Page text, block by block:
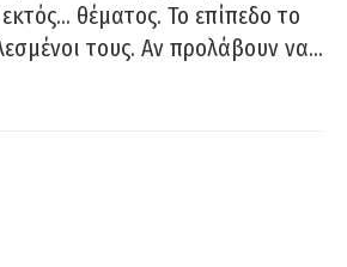
θέματος. Το επίπεδο το
τους. Αν προλάβουν να…